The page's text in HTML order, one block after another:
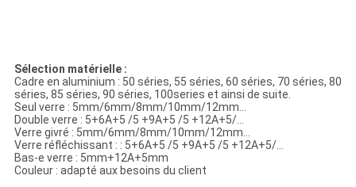
Sélection matérielle :
Cadre en aluminium : 50 séries, 55 séries, 60 séries, 70 séries, 80
séries, 85 séries, 90 séries, 100series et ainsi de suite.
Seul verre : 5mm/6mm/8mm/10mm/12mm…
Double verre : 5+6A+5 /5 +9A+5 /5 +12A+5/…
Verre givré : 5mm/6mm/8mm/10mm/12mm…
Verre réfléchissant : : 5+6A+5 /5 +9A+5 /5 +12A+5/…
Bas-e verre : 5mm+12A+5mm
Couleur : adapté aux besoins du client